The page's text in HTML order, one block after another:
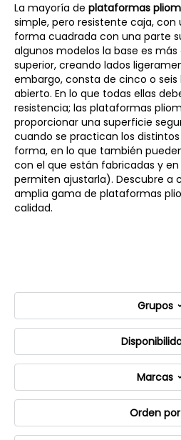
La mayoría de plataformas
simple, pero resistente caja,
forma cuadrada con una parte
algunos modelos la base es
superior, creando lados
embargo, consta de cinco o
abierto. En lo que todas ellas
resistencia; las plataformas
proporcionar una superficie
cuando se practican los
forma, en lo que también
con el que están fabricadas y
permiten ajustarla). Descubre a
amplia gama de plataformas
calidad.
Grupos
Marcas
Orden por